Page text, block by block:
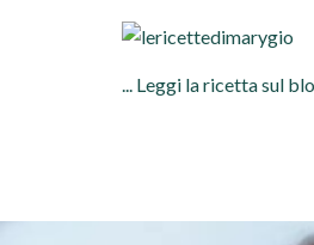
... Leggi la ricetta sul